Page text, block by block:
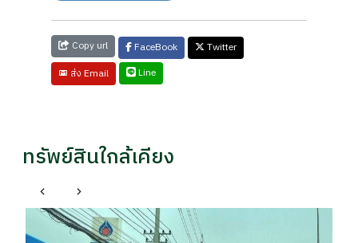
Copy url FaceBook
Twitter
ส่ง Email
Line
ทรัพย์สินใกล้เคียง